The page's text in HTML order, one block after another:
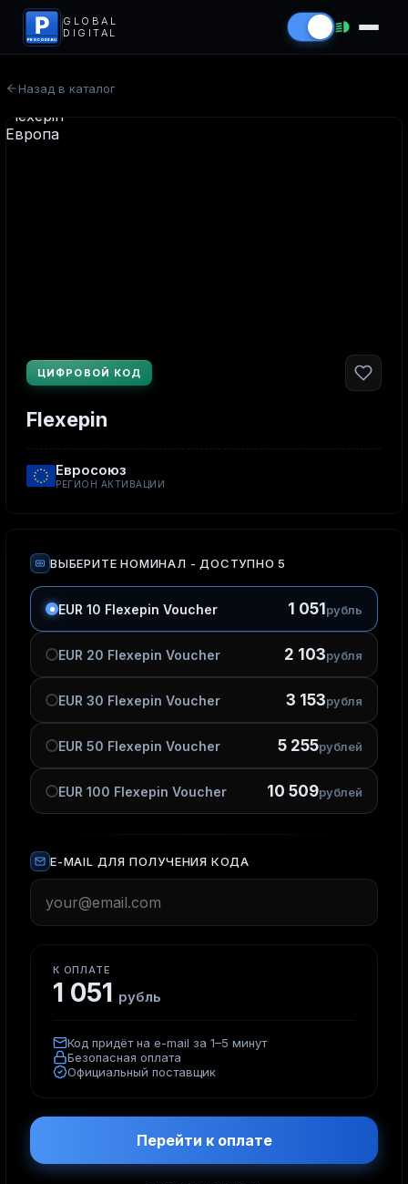
P
PROCODS.RU
GLOBAL
DIGITAL
Назад в каталог
ЦИФРОВОЙ КОД
Flexepin
Евросоюз
РЕГИОН АКТИВАЦИИ
ВЫБЕРИТЕ НОМИНАЛ - ДОСТУПНО 5
EUR 10 Flexepin Voucher 1 051 рубль
EUR 20 Flexepin Voucher 2 103рубля
EUR 30 Flexepin Voucher 3 153рубля
EUR 50 Flexepin Voucher 5 255рублей
EUR 100 Flexepin Voucher 10 509рублей
E-MAIL ДЛЯ ПОЛУЧЕНИЯ КОДА
К ОПЛАТЕ
1 051 рубль
Код придёт на e-mail за 1–5 минут
Безопасная оплата
Официальный поставщик
Перейти к оплате